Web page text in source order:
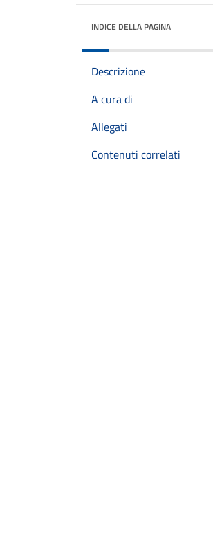
INDICE DELLA PAGINA
Descrizione
A cura di
Allegati
Contenuti correlati